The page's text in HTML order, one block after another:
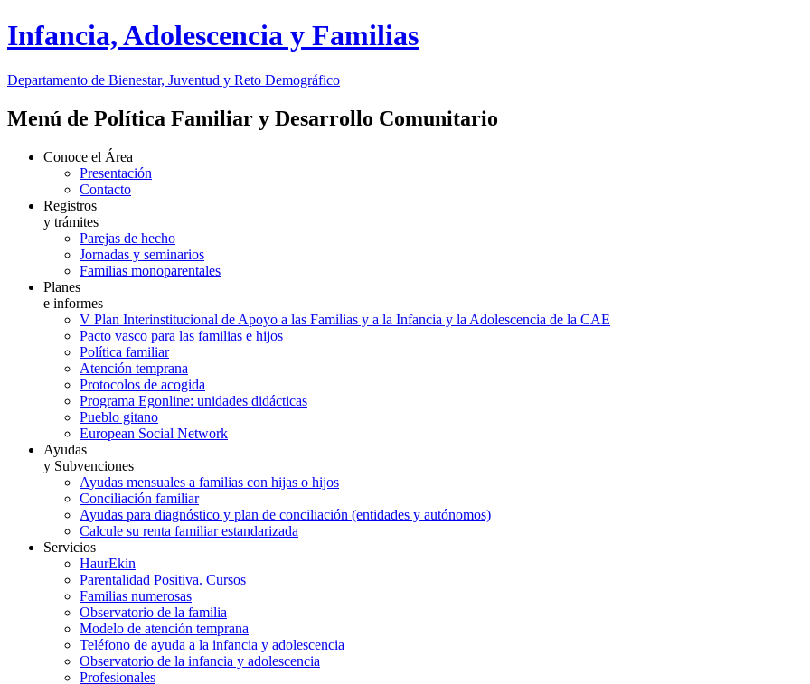
Infancia, Adolescencia y Familias
Departamento de Bienestar, Juventud y Reto Demográfico
Menú de Política Familiar y Desarrollo Comunitario
Conoce el Área
Presentación
Contacto
Registros
y trámites
Parejas de hecho
Jornadas y seminarios
Familias monoparentales
Planes
e informes
V Plan Interinstitucional de Apoyo a las Familias y a la Infancia y la Adolescencia de la CAE
Pacto vasco para las familias e hijos
Política familiar
Atención temprana
Protocolos de acogida
Programa Egonline: unidades didácticas
Pueblo gitano
European Social Network
Ayudas
y Subvenciones
Ayudas mensuales a familias con hijas o hijos
Conciliación familiar
Ayudas para diagnóstico y plan de conciliación (entidades y autónomos)
Calcule su renta familiar estandarizada
Servicios
HaurEkin
Parentalidad Positiva. Cursos
Familias numerosas
Observatorio de la familia
Modelo de atención temprana
Teléfono de ayuda a la infancia y adolescencia
Observatorio de la infancia y adolescencia
Profesionales